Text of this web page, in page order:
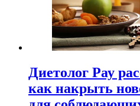
Диетолог Рау
как накрыть